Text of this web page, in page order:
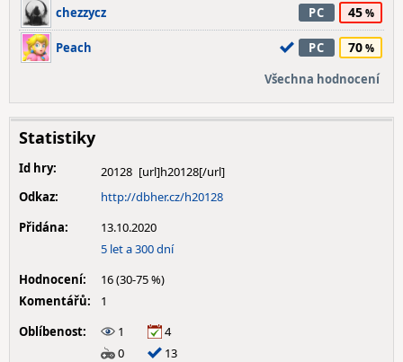
chezzycz PC 45
Peach PC 70
Všechna hodnocení
Statistiky
Id hry:
20128
Odkaz:
http://dbher.cz/h20128
Přidána:
13.10.2020
5 let a 300 dní
Hodnocení:
16 (30-75 %)
Komentářů:
1
Oblíbenost:
1
4
0
13